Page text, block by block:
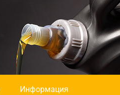
Информация